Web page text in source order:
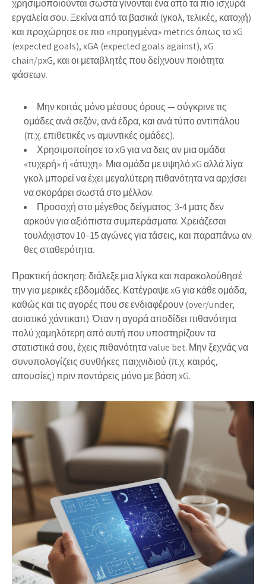
χρησιμοποιούνται σωστά γίνονται ένα από τα πιο ισχυρά
εργαλεία σου. Ξεκίνα από τα βασικά (γκολ, τελικές, κατοχή)
και προχώρησε σε πιο «προηγμένα» metrics όπως το xG
(expected goals), xGA (expected goals against), xG
chain/pxG, και οι μεταβλητές που δείχνουν ποιότητα
φάσεων.
Μην κοιτάς μόνο μέσους όρους — σύγκρινε τις
ομάδες ανά σεζόν, ανά έδρα, και ανά τύπο αντιπάλου
(π.χ. επιθετικές vs αμυντικές ομάδες).
Χρησιμοποίησε το xG για να δεις αν μια ομάδα
«τυχερή» ή «άτυχη». Μια ομάδα με υψηλό xG αλλά λίγα
γκολ μπορεί να έχει μεγαλύτερη πιθανότητα να αρχίσει
να σκοράρει σωστά στο μέλλον.
Προσοχή στο μέγεθος δείγματος: 3-4 ματς δεν
αρκούν για αξιόπιστα συμπεράσματα. Χρειάζεσαι
τουλάχιστον 10–15 αγώνες για τάσεις, και παραπάνω αν
θες σταθερότητα.
Πρακτική άσκηση: διάλεξε μια λίγκα και παρακολούθησέ
την για μερικές εβδομάδες. Κατέγραψε xG για κάθε ομάδα,
καθώς και τις αγορές που σε ενδιαφέρουν (over/under,
ασιατικό χάντικαπ). Όταν η αγορά αποδίδει πιθανότητα
πολύ χαμηλότερη από αυτή που υποστηρίζουν τα
στατιστικά σου, έχεις πιθανότητα value bet. Μην ξεχνάς να
συνυπολογίζεις συνθήκες παιχνιδιού (π.χ. καιρός,
απουσίες) πριν ποντάρεις μόνο με βάση xG.